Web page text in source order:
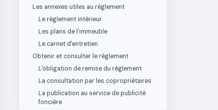
Les annexes utiles au règlement
Le règlement intérieur
Les plans de l'immeuble
Le carnet d'entretien
Obtenir et consulter le règlement
L'obligation de remise du règlement
La consultation par les copropriétaires
La publication au service de publicité
foncière